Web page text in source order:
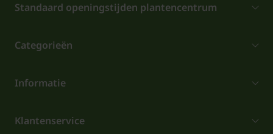
Standaard openingstijden plantencentrum
Categorieën
Informatie
Klantenservice